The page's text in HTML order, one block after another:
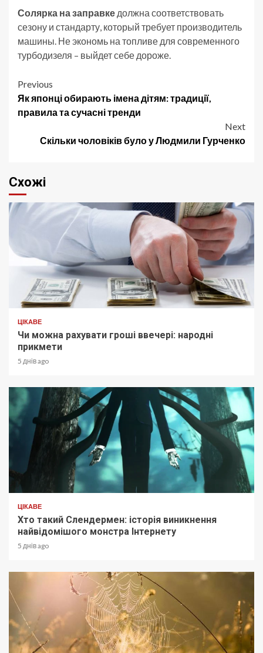
Солярка на заправке должна соответствовать
сезону и стандарту, который требует производитель
машины. Не экономь на топливе для современного
турбодизеля – выйдет себе дороже.
Post
navigation
Previous
Як японці обирають імена дітям: традиції,
правила та сучасні тренди
Next
Скільки чоловіків було у Людмили Гурченко
Схожі
ЦІКАВЕ
Чи можна рахувати гроші ввечері: народні
прикмети
5 днів ago
ЦІКАВЕ
Хто такий Слендермен: історія виникнення
найвідомішого монстра Інтернету
5 днів ago